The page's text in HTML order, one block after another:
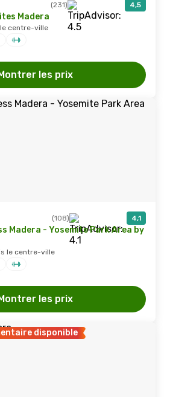
(231) 4,5
Madera
le centre-ville
les prix
(108) 4,1
Madera - Yosemite Park Area by
le centre-ville
les prix
disponible